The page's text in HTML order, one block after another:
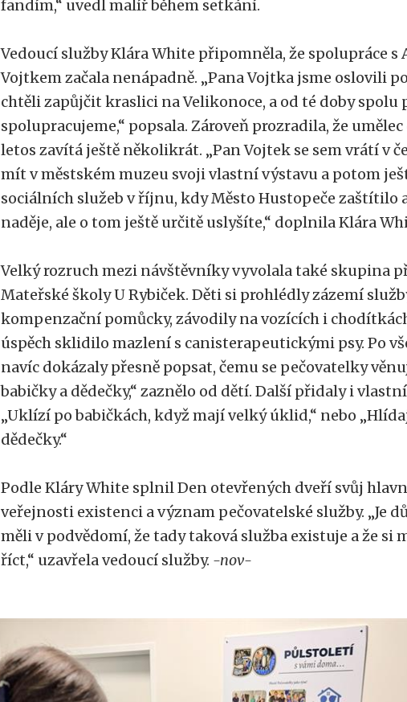
fandím,“ uvedl malíř během setkání.
Vedoucí služby Klára White připomněla, že spolupráce
Vojtkem začala nenápadně. „Pana Vojtka jsme oslovili
chtěli zapůjčit kraslici na Velikonoce, a od té doby spolu
spolupracujeme,“ popsala. Zároveň prozradila, že
letos zavítá ještě několikrát. „Pan Vojtek se sem vrátí v
mít v městském muzeu svoji vlastní výstavu a potom
sociálních služeb v říjnu, kdy Město Hustopeče zaštítilo
naděje, ale o tom ještě určitě uslyšíte,“ doplnila Klára
Velký rozruch mezi návštěvníky vyvolala také skupina
Mateřské školy U Rybiček. Děti si prohlédly zázemí
kompenzační pomůcky, závodily na vozících i
úspěch sklidilo mazlení s canisterapeutickými psy. Po
navíc dokázaly přesně popsat, čemu se pečovatelky
babičky a dědečky,“ zaznělo od dětí. Další přidaly i
„Uklízí po babičkách, když mají velký úklid,“ nebo
dědečky.“
Podle Kláry White splnil Den otevřených dveří svůj
veřejnosti existenci a význam pečovatelské služby. „Je
měli v podvědomí, že tady taková služba existuje a že si
říct,“ uzavřela vedoucí služby. -nov-